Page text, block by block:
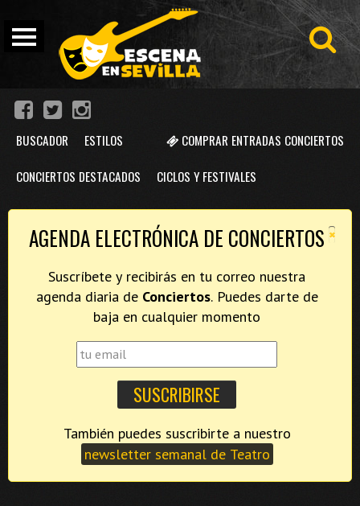
COMPRAR ENTRADAS CONCIERTOS
BUSCADOR ESTILOS
CONCIERTOS DESTACADOS CICLOS Y FESTIVALES
×
AGENDA ELECTRÓNICA DE CONCIERTOS
Suscríbete y recibirás en tu correo nuestra
agenda diaria de Conciertos. Puedes darte de
baja en cualquier momento
newsletter semanal de Teatro